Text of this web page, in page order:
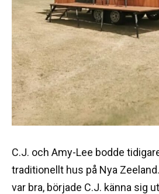
C.J. och Amy-Lee bodde
traditionellt hus på Nya
var bra, började C.J. känna sig